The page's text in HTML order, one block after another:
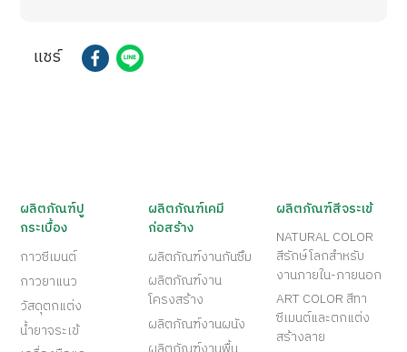
แชร์
ผลิตภัณฑ์ปู
กระเบื้อง
กาวซีเมนต์
กาวยาแนว
วัสดุตกแต่ง
น้ำยาจระเข้
ผลิตภัณฑ์เคมี
ก่อสร้าง
ผลิตภัณฑ์งานกันซึม
ผลิตภัณฑ์งาน
โครงสร้าง
ผลิตภัณฑ์งานผนัง
ผลิตภัณฑ์สีจระเข้
NATURAL COLOR
สีรักษ์โลกสำหรับ
งานภายใน-ภายนอก
ART COLOR สีทา
ซีเมนต์และตกแต่ง
สร้างลาย